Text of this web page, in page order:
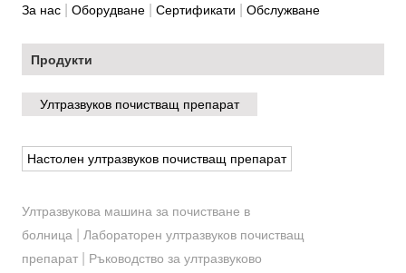
За нас| Оборудване| Сертификати Обслужване
Продукти
Ултразвуков почистващ препарат
Настолен ултразвуков почистващ препарат
Ултразвукова машина за почистване в
болница
Лабораторен ултразвуков почистващ
препарат| Ръководство за ултразвуково